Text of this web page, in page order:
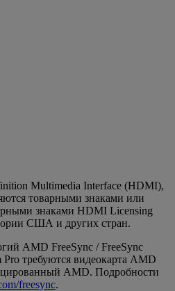
Multimedia Interface (HDMI),
товарными знаками или
знаками HDMI Licensing
США и других стран.
AMD FreeSync / FreeSync
требуются видеокарта AMD
AMD. Подробности
freesync.